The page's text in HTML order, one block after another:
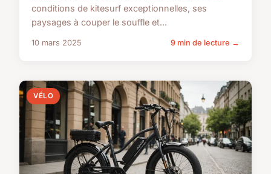
conditions de kitesurf exceptionnelles, ses
paysages à couper le souffle et...
10 mars 2025 9 min de lecture →
VÉLO